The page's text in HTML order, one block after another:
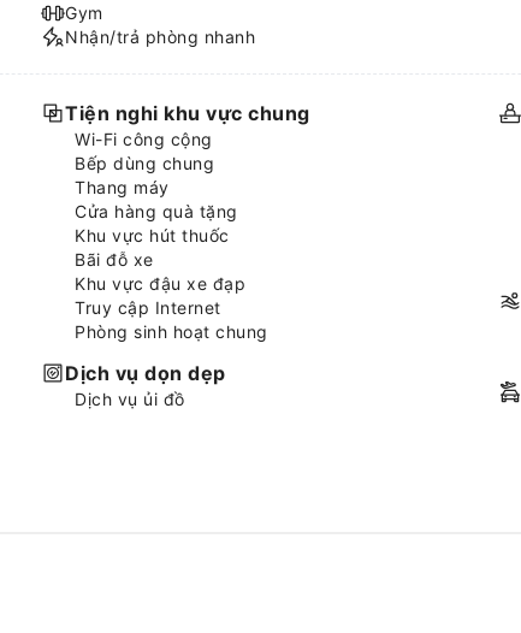
Gym
Nhận/trả phòng nhanh
Tiện nghi khu vực chung
Wi-Fi công cộng
Bếp dùng chung
Thang máy
Cửa hàng quà tặng
Khu vực hút thuốc
Bãi đỗ xe
Khu vực đậu xe đạp
Truy cập Internet
Phòng sinh hoạt chung
Dịch vụ dọn dẹp
Dịch vụ ủi đồ